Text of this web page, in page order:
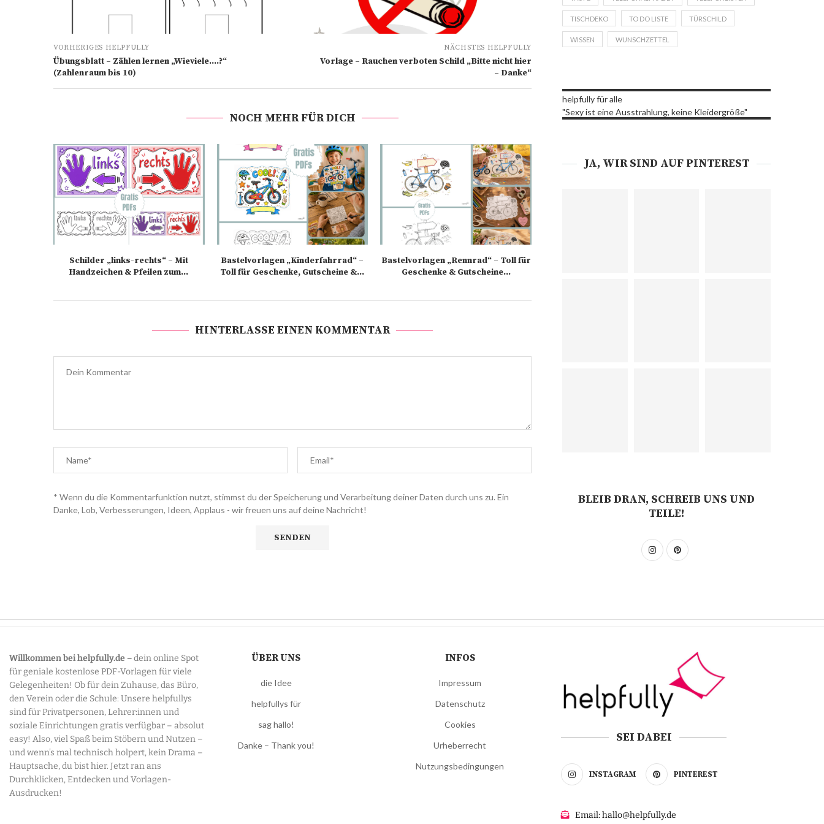
VORHERIGES HELPFULLY
Übungsblatt – Zählen lernen „Wieviele….?“
(Zahlenraum bis 10)
NÄCHSTES HELPFULLY
Vorlage – Rauchen verboten Schild „Bitte nicht hier
– Danke“
NOCH MEHR FÜR DICH
Schilder „links-rechts“ – Mit
Handzeichen & Pfeilen zum...
Bastelvorlagen „Kinderfahrrad“ –
Toll für Geschenke, Gutscheine &...
Bastelvorlagen „Rennrad“ – Toll für
Geschenke & Gutscheine...
HINTERLASSE EINEN KOMMENTAR
* Wenn du die Kommentarfunktion nutzt, stimmst du der Speicherung und Verarbeitung deiner Daten durch uns zu. Ein
Danke, Lob, Verbesserungen, Ideen, Applaus - wir freuen uns auf deine Nachricht!
TISCHDEKO TO DO LISTE TÜRSCHILD
WISSEN WUNSCHZETTEL
helpfully für alle
"Sexy ist eine Ausstrahlung, keine Kleidergröße"
JA, WIR SIND AUF PINTEREST
BLEIB DRAN, SCHREIB UNS UND
TEILE!
Willkommen bei helpfully.de –dein online Spot
für geniale kostenlose PDF-Vorlagen für viele
Gelegenheiten! Ob für dein Zuhause, das Büro,
den Verein oder die Schule: Unsere helpfullys
sind für Privatpersonen, Lehrer:innen und
soziale Einrichtungen gratis verfügbar – absolut
easy! Also, viel Spaß beim Stöbern und Nutzen –
und wenn’s mal technisch holpert, kein Drama –
Hauptsache, du bist hier. Jetzt ran ans
Durchklicken, Entdecken und Vorlagen-
Ausdrucken!
ÜBER UNS
die Idee
helpfullys für
sag hallo!
Danke – Thank you!
INFOS
Impressum
Datenschutz
Cookies
Urheberrecht
Nutzungsbedingungen
SEI DABEI
INSTAGRAM PINTEREST
Email: hallo@helpfully.de